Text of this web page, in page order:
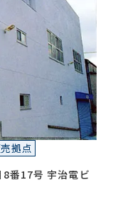
拠点
番17号 宇治電ビ